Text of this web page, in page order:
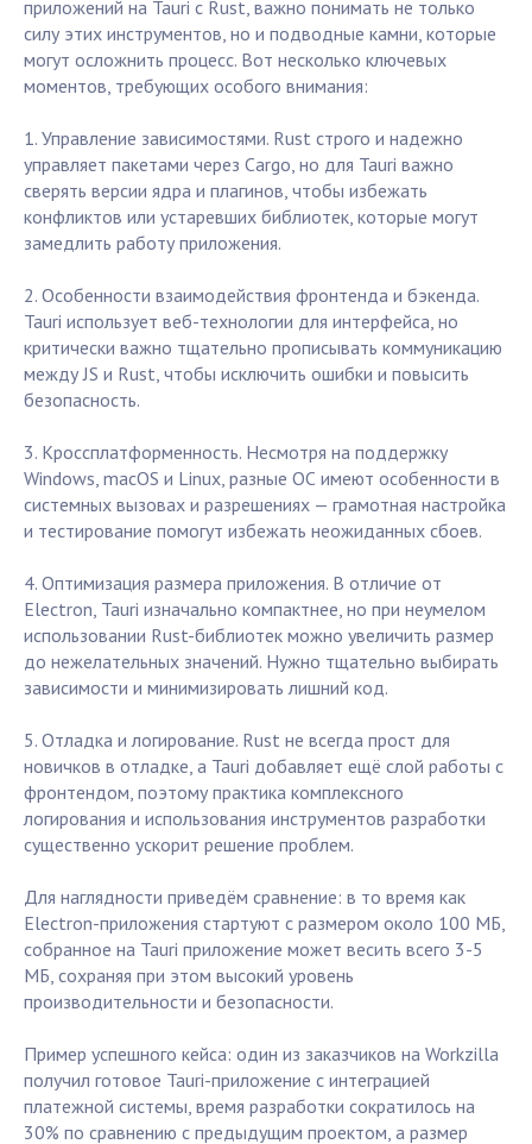
приложений на Tauri с Rust, важно понимать не только
силу этих инструментов, но и подводные камни, которые
могут осложнить процесс. Вот несколько ключевых
моментов, требующих особого внимания:
1. Управление зависимостями. Rust строго и надежно
управляет пакетами через Cargo, но для Tauri важно
сверять версии ядра и плагинов, чтобы избежать
конфликтов или устаревших библиотек, которые могут
замедлить работу приложения.
2. Особенности взаимодействия фронтенда и бэкенда.
Tauri использует веб-технологии для интерфейса, но
критически важно тщательно прописывать коммуникацию
между JS и Rust, чтобы исключить ошибки и повысить
безопасность.
3. Кроссплатформенность. Несмотря на поддержку
Windows, macOS и Linux, разные ОС имеют особенности в
системных вызовах и разрешениях — грамотная настройка
и тестирование помогут избежать неожиданных сбоев.
4. Оптимизация размера приложения. В отличие от
Electron, Tauri изначально компактнее, но при неумелом
использовании Rust-библиотек можно увеличить размер
до нежелательных значений. Нужно тщательно выбирать
зависимости и минимизировать лишний код.
5. Отладка и логирование. Rust не всегда прост для
новичков в отладке, а Tauri добавляет ещё слой работы с
фронтендом, поэтому практика комплексного
логирования и использования инструментов разработки
существенно ускорит решение проблем.
Для наглядности приведём сравнение: в то время как
Electron-приложения стартуют с размером около 100 МБ,
собранное на Tauri приложение может весить всего 3-5
МБ, сохраняя при этом высокий уровень
производительности и безопасности.
Пример успешного кейса: один из заказчиков на Workzilla
получил готовое Tauri-приложение с интеграцией
платежной системы, время разработки сократилось на
30% по сравнению с предыдущим проектом, а размер